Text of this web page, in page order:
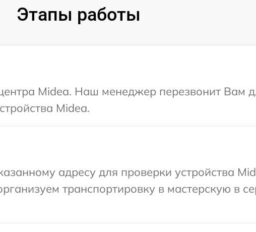
Этапы работы
Midea. Наш менеджер перезвонит Вам
Midea.
адресу для проверки устройства
транспортировку в мастерскую в